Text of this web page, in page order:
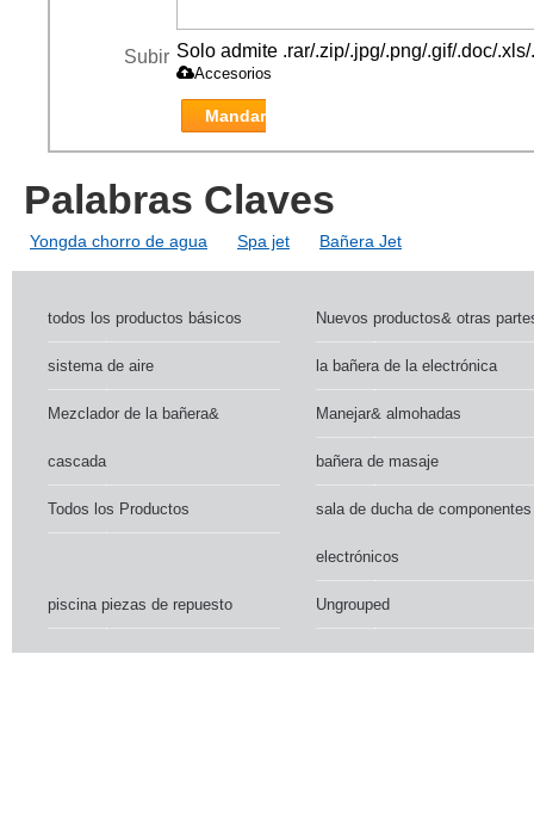
Subir Solo admite .rar/.zip/.jpg/.png/.gif/.doc/
Accesorios
Mandar
Palabras Claves
Yongda chorro de agua Spa jet Bañera Jet
todos los productos básicos Nuevos productos& otras
sistema de aire la bañera de la electrónica
Mezclador de la bañera&
cascada
Manejar& almohadas
bañera de masaje
Todos los Productos sala de ducha de componentes
electrónicos
piscina piezas de repuesto Ungrouped